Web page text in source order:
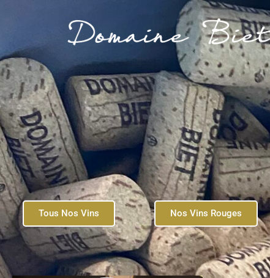
Tous Nos Vins Nos Vins Rouges